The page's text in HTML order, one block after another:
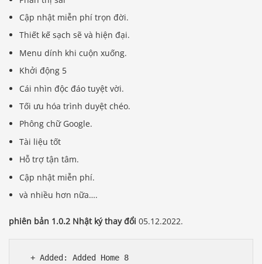
Cập nhật miễn phí trọn đời.
Thiết kế sạch sẽ và hiện đại.
Menu dính khi cuộn xuống.
Khởi động 5
Cái nhìn độc đáo tuyệt vời.
Tối ưu hóa trình duyệt chéo.
Phông chữ Google.
Tài liệu tốt
Hỗ trợ tận tâm.
Cập nhật miễn phí.
và nhiều hơn nữa….
phiên bản 1.0.2 Nhật ký thay đổi 05.12.2022.